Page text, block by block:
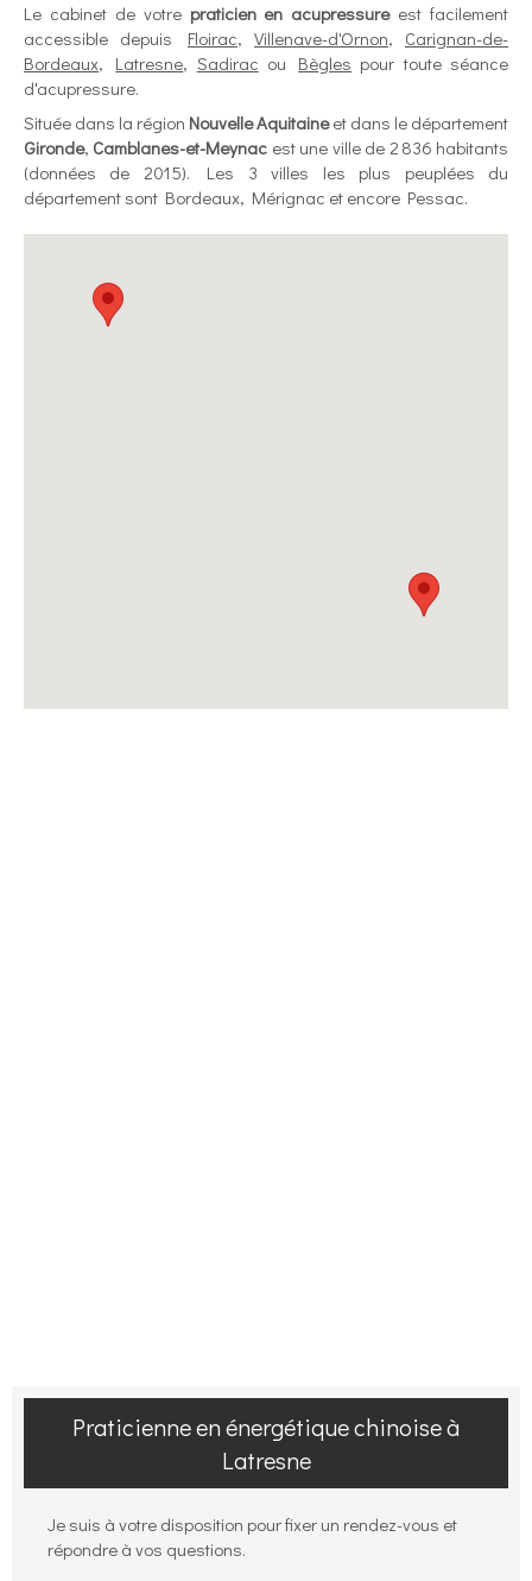
Le cabinet de votre praticien en acupressureest facilement
accessible depuis Floirac, Villenave-d'Ornon, Carignan-de-
Bordeaux, Latresne, Sadirac ou Bègles pour toute séance
d'acupressure.
Située dans la région Nouvelle Aquitaineet dans le département
Gironde, Camblanes-et-Meynac est une ville de 2 836 habitants
(données de 2015). Les 3 villes les plus peuplées du
département sont Bordeaux, Mérignac et encore Pessac.
Praticienne en énergétique chinoise à
Latresne
Je suis à votre disposition pour fixer un rendez-vous et
répondre à vos questions.